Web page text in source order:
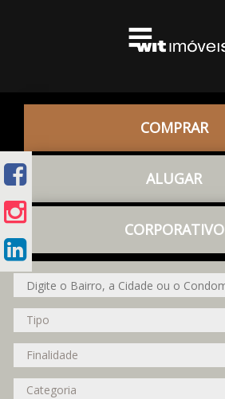
COMPRAR
ALUGAR
CORPORATIVO